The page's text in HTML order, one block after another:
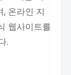
온라인 지
웹사이트를
.